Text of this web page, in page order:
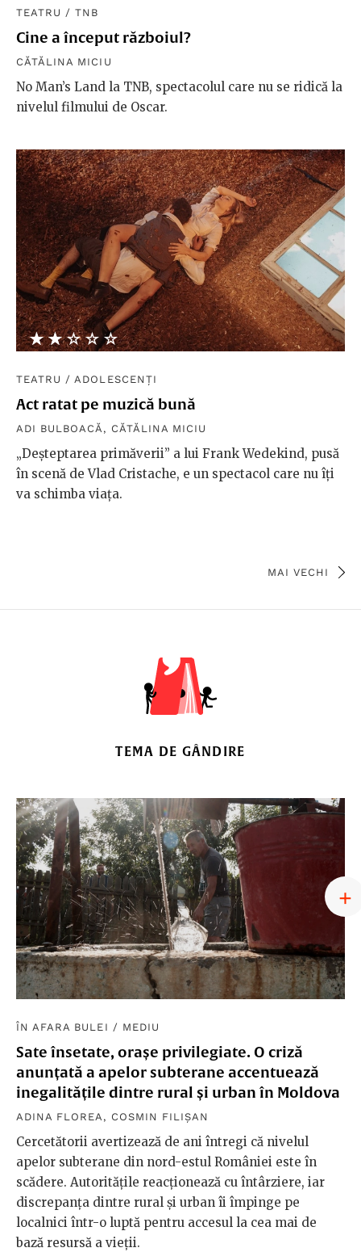
TEATRU /TNB
Cine a început războiul?
CĂTĂLINA MICIU
No Man’s Land la TNB, spectacolul care nu se ridică la
nivelul filmului de Oscar.
★★★★★
☆☆☆☆☆
TEATRU / ADOLESCENȚI
Act ratat pe muzică bună
ADI BULBOACĂ , CĂTĂLINA MICIU
„Deșteptarea primăverii” a lui Frank Wedekind, pusă
în scenă de Vlad Cristache, e un spectacol care nu îți
va schimba viața.
MAI VECHI
TEMA DE GÂNDIRE
ÎN AFARA BULEI / MEDIU
Sate însetate, orașe privilegiate. O criză
anunțată a apelor subterane accentuează
inegalitățile dintre rural și urban în Moldova
ADINA FLOREA , COSMIN FILIȘAN
Cercetătorii avertizează de ani întregi că nivelul
apelor subterane din nord-estul României este în
scădere. Autoritățile reacționează cu întârziere, iar
discrepanța dintre rural și urban îi împinge pe
localnici într-o luptă pentru accesul la cea mai de
bază resursă a vieții.